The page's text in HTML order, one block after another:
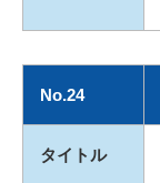
No.24
タイトル